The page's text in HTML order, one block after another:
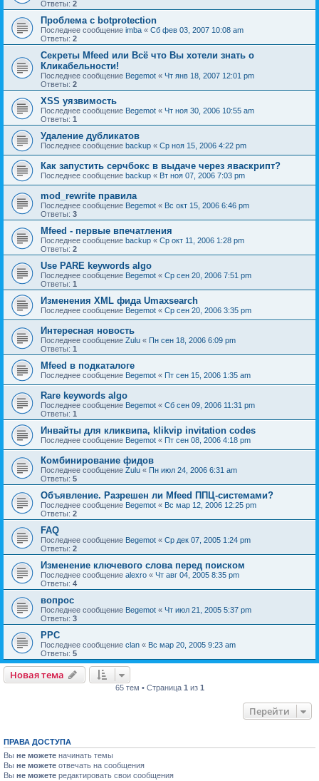
Ответы: 2
Проблема с botprotection
Последнее сообщение imba « Сб фев 03, 2007 10:08 am
Ответы: 2
Секреты Mfeed или Всё что Вы хотели знать о
Кликабельности!
Последнее сообщение Begemot « Чт янв 18, 2007 12:01 pm
Ответы: 2
XSS уязвимость
Последнее сообщение Begemot « Чт ноя 30, 2006 10:55 am
Ответы: 1
Удаление дубликатов
Последнее сообщение backup « Ср ноя 15, 2006 4:22 pm
Как запустить серчбокс в выдаче через яваскрипт?
Последнее сообщение backup « Вт ноя 07, 2006 7:03 pm
mod_rewrite правила
Последнее сообщение Begemot « Вс окт 15, 2006 6:46 pm
Ответы: 3
Mfeed - первые впечатления
Последнее сообщение backup « Ср окт 11, 2006 1:28 pm
Ответы: 2
Use PARE keywords algo
Последнее сообщение Begemot « Ср сен 20, 2006 7:51 pm
Ответы: 1
Изменения XML фида Umaxsearch
Последнее сообщение Begemot « Ср сен 20, 2006 3:35 pm
Интересная новость
Последнее сообщение Zulu « Пн сен 18, 2006 6:09 pm
Ответы: 1
Mfeed в подкаталоге
Последнее сообщение Begemot « Пт сен 15, 2006 1:35 am
Rare keywords algo
Последнее сообщение Begemot « Сб сен 09, 2006 11:31 pm
Ответы: 1
Инвайты для кликвипа, klikvip invitation codes
Последнее сообщение Begemot « Пт сен 08, 2006 4:18 pm
Комбинирование фидов
Последнее сообщение Zulu « Пн июл 24, 2006 6:31 am
Ответы: 5
Объявление. Разрешен ли Mfeed ППЦ-системами?
Последнее сообщение Begemot « Вс мар 12, 2006 12:25 pm
Ответы: 2
FAQ
Последнее сообщение Begemot « Ср дек 07, 2005 1:24 pm
Ответы: 2
Изменение ключевого слова перед поиском
Последнее сообщение alexro « Чт авг 04, 2005 8:35 pm
Ответы: 4
вопрос
Последнее сообщение Begemot « Чт июл 21, 2005 5:37 pm
Ответы: 3
PPC
Последнее сообщение clan « Вс мар 20, 2005 9:23 am
Ответы: 5
Новая тема
65 тем • Страница 1 из 1
Перейти
ПРАВА ДОСТУПА
Вы не можете начинать темы
Вы не можете отвечать на сообщения
Вы не можете редактировать свои сообщения